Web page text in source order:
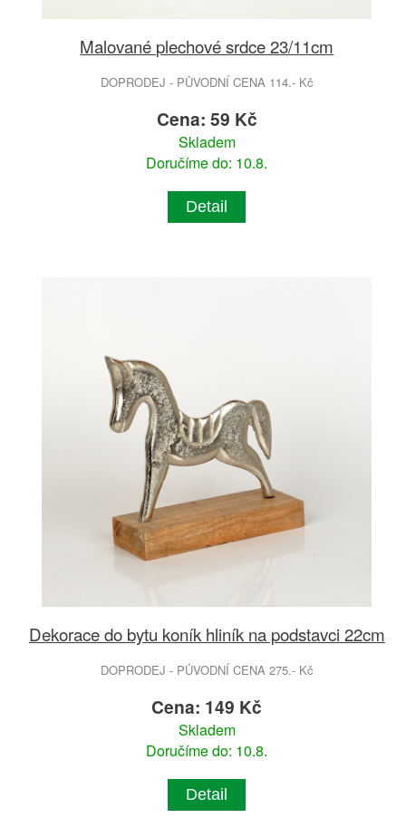
Malované plechové srdce 23/11cm
DOPRODEJ - PŮVODNÍ CENA 114.- Kč
Cena: 59 Kč
Skladem
Doručíme do: 10.8.
Detail
Dekorace do bytu koník hliník na podstavci 22cm
DOPRODEJ - PŮVODNÍ CENA 275.- Kč
Cena: 149 Kč
Skladem
Doručíme do: 10.8.
Detail